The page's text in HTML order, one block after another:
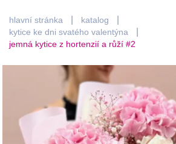
hlavní stránka
katalog
kytice ke dni svatého valentýna
jemná kytice z hortenzií a růží #2